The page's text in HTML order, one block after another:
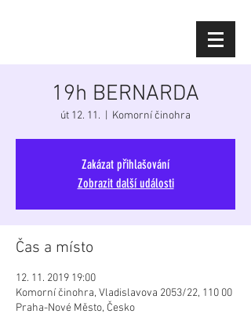
19h BERNARDA
út 12. 11. Komorní činohra
Zakázat přihlašování
Zobrazit další události
Čas a místo
12. 11. 2019 19:00
Komorní činohra, Vladislavova 2053/22, 110 00
Praha-Nové Město, Česko